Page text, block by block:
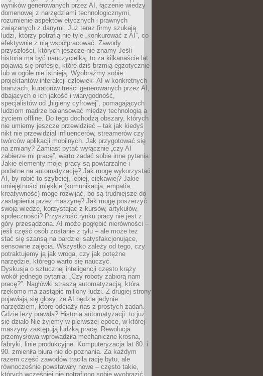
wyników generowanych przez AI, łączenie wiedzy
domenowej z narzędziami technologicznymi,
rozumienie aspektów etycznych i prawnych
związanych z danymi. Już teraz firmy szukają
ludzi, którzy potrafią nie tyle „konkurować z AI”, co
efektywnie z nią współpracować. Zawody
przyszłości, których jeszcze nie znamy Jeśli
historia ma być nauczycielką, to za kilkanaście lat
pojawią się profesje, które dziś brzmią egzotycznie
lub w ogóle nie istnieją. Wyobraźmy sobie:
projektantów interakcji człowiek–AI w konkretnych
branżach, kuratorów treści generowanych przez AI,
dbających o ich jakość i wiarygodność,
specjalistów od „higieny cyfrowej”, pomagających
ludziom mądrze balansować między technologią a
życiem offline. Do tego dochodzą obszary, których
nie umiemy jeszcze przewidzieć – tak jak kiedyś
nikt nie przewidział influencerów, streamerów czy
twórców aplikacji mobilnych. Jak przygotować się
na zmiany? Zamiast pytać wyłącznie „czy AI
zabierze mi pracę”, warto zadać sobie inne pytania:
Jakie elementy mojej pracy są powtarzalne i
podatne na automatyzację? Jak mogę wykorzystać
AI, by robić to szybciej, lepiej, ciekawiej? Jakie
umiejętności miękkie (komunikacja, empatia,
kreatywność) mogę rozwijać, bo są trudniejsze do
zastąpienia przez maszynę? Jak mogę poszerzyć
swoją wiedzę, korzystając z kursów, artykułów,
społeczności? Przyszłość rynku pracy nie jest z
góry przesądzona. AI może pogłębić nierówności –
jeśli część osób zostanie z tyłu – ale może też
stać się szansą na bardziej satysfakcjonujące,
sensowne zajęcia. Wszystko zależy od tego, czy
potraktujemy ją jak wroga, czy jak potężne
narzędzie, którego warto się nauczyć.
Dyskusja o sztucznej inteligencji często krąży
wokół jednego pytania: „Czy roboty zabiorą nam
pracę?”. Nagłówki straszą automatyzacją, która
rzekomo ma zastąpić miliony ludzi. Z drugiej strony
pojawiają się głosy, że AI będzie jedynie
narzędziem, które odciąży nas z prostych zadań.
Gdzie leży prawda? Historia automatyzacji: to już
się działo Nie żyjemy w pierwszej epoce, w której
maszyny zastępują ludzką pracę. Rewolucja
przemysłowa wprowadziła mechaniczne krosna,
fabryki, linie produkcyjne. Komputeryzacja lat 80. i
90. zmieniła biura nie do poznania. Za każdym
razem część zawodów traciła rację bytu, ale
równocześnie powstawały nowe – często takie,
których wcześniej nie potrafiono sobie wyobrazić.